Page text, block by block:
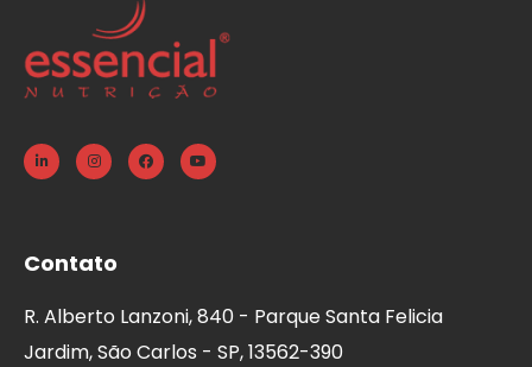
Contato
R. Alberto Lanzoni, 840 - Parque Santa Felicia
Jardim, São Carlos - SP, 13562-390